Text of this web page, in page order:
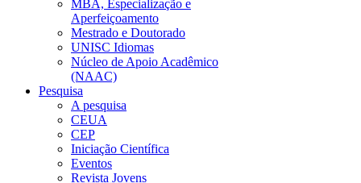
MBA, Especialização e
Aperfeiçoamento
Mestrado e Doutorado
UNISC Idiomas
Núcleo de Apoio Acadêmico
(NAAC)
Pesquisa
A pesquisa
CEUA
CEP
Iniciação Científica
Eventos
Revista Jovens